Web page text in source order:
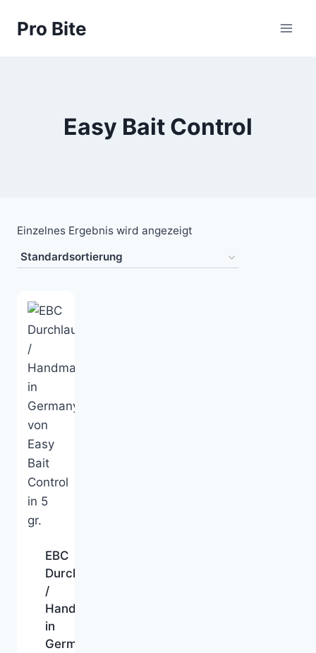
Pro Bite
Easy Bait Control
Einzelnes Ergebnis wird angezeigt
EBC
Durchlaufblinker
/
Handmade
in
Germany